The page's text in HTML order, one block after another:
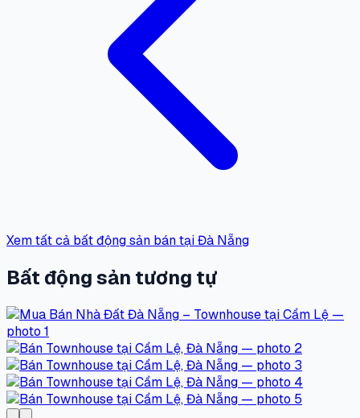
Xem tất cả bất động sản bán tại Đà Nẵng
Bất động sản tương tự